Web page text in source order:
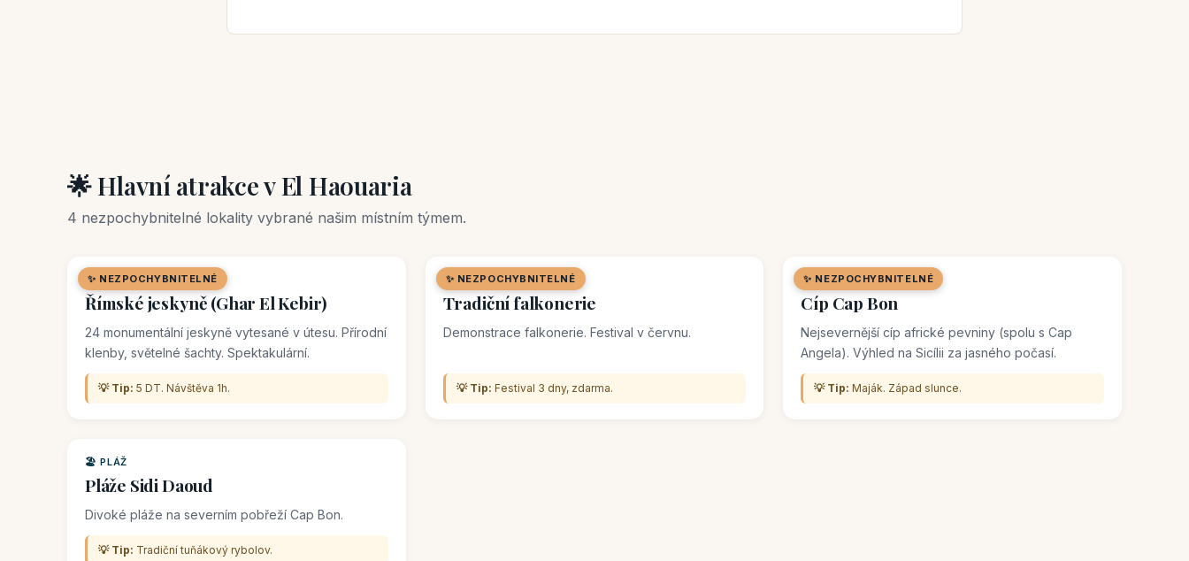
🌟 Hlavní atrakce v El Haouaria
4 nezpochybnitelné lokality vybrané našim místním týmem.
✨ NEZPOCHYBNITELNÉ
🏛️ PAMÁTKA
Římské jeskyně (Ghar El Kebir)
24 monumentální jeskyně vytesané v útesu. Přírodní
klenby, světelné šachty. Spektakulární.
💡 Tip: 5 DT. Návštěva 1h.
✨ NEZPOCHYBNITELNÉ
🌿 PŘÍRODNÍ LOKALITA
Tradiční falkonerie
Demonstrace falkonerie. Festival v červnu.
💡 Tip: Festival 3 dny, zdarma.
✨ NEZPOCHYBNITELNÉ
🌿 PŘÍRODNÍ LOKALITA
Cíp Cap Bon
Nejsevernější cíp africké pevniny (spolu s Cap
Angela). Výhled na Sicílii za jasného počasí.
💡 Tip: Maják. Západ slunce.
🏖️ PLÁŽ
Pláže Sidi Daoud
Divoké pláže na severním pobřeží Cap Bon.
💡 Tip: Tradiční tuňákový rybolov.